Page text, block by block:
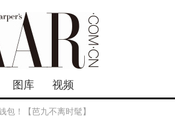
图库 视频
！【芭九不离时髦】